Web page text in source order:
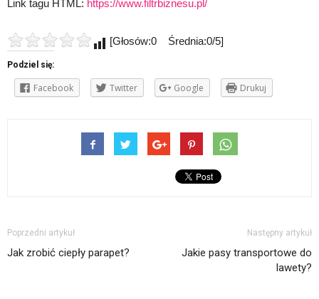
Link tagu HTML: https://www.filtrbiznesu.pl/
[Głosów:0 Średnia:0/5]
Podziel się:
Facebook Twitter Google Drukuj
Poprzedni artykuł
Jak zrobić ciepły parapet?
Następny artykuł
Jakie pasy transportowe do
lawety?